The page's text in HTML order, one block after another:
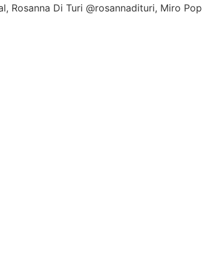
Rosanna Di Turi @rosannadituri, Miro